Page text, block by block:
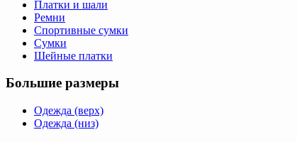
Платки и шали
Ремни
Спортивные сумки
Сумки
Шейные платки
Большие размеры
Одежда (верх)
Одежда (низ)